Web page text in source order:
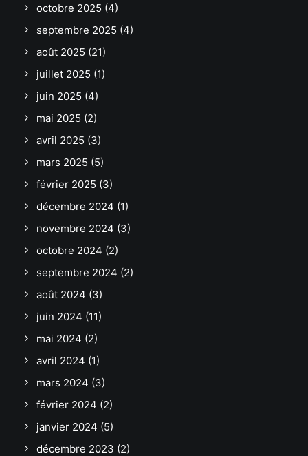
octobre 2025 (4)
septembre 2025 (4)
août 2025 (21)
juillet 2025 (1)
juin 2025 (4)
mai 2025 (2)
avril 2025 (3)
mars 2025 (5)
février 2025 (3)
décembre 2024 (1)
novembre 2024 (3)
octobre 2024 (2)
septembre 2024 (2)
août 2024 (3)
juin 2024 (11)
mai 2024 (2)
avril 2024 (1)
mars 2024 (3)
février 2024 (2)
janvier 2024 (5)
décembre 2023 (2)